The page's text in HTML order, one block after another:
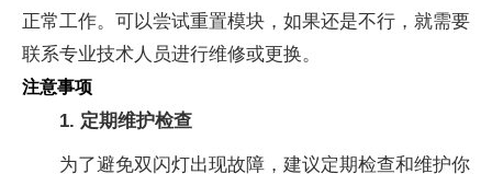
正常工作。可以尝试重置模块，如果还是不行，就需要
联系专业技术人员进行维修或更换。
注意事项
1. 定期维护检查
为了避免双闪灯出现故障，建议定期检查和维护你